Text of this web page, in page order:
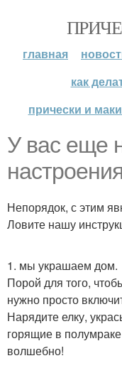
главная
как
прически и
У вас еще
Непорядок, с этим
Ловите нашу
1. мы украшаем дом.
Порой для того,
нужно просто
Нарядите елку,
горящие в
волшебно!